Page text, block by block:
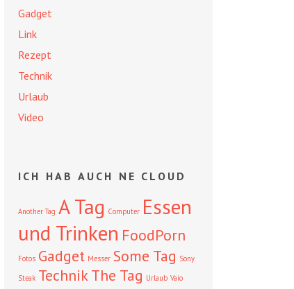
Gadget
Link
Rezept
Technik
Urlaub
Video
ICH HAB AUCH NE CLOUD
Another Tag A Tag Computer Essen
und Trinken FoodPorn
Fotos Gadget Messer Some Tag Sony
Steak TechnikThe Tag Urlaub Vaio